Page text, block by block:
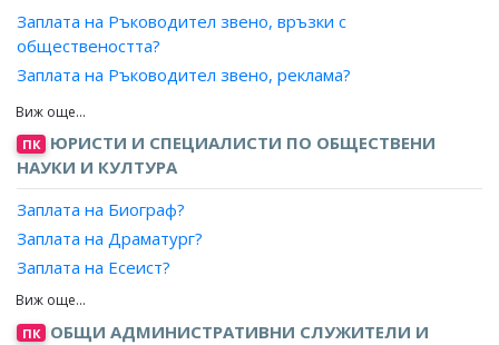
Заплата на Отговорник телефонни продажби?
Заплата на Отговорник куриери?
Заплата на Отговорник диспечери, куриерски услуги?
Заплата на Организатор, куриерска дейност?
Заплата на Организатор, реклама?
Заплата на Организатор, маркетинг?
Заплата на Организатор, работа с клиенти?
Заплата на Организатор, продажби и реклама?
Заплата на Технолог, приемане на поръчки?
Заплата на Специалист, авторски права?
Заплата на Агент, патенти?
Заплата на Ръководител звено, връзки с
обществеността?
Заплата на Ръководител звено, реклама?
Заплата на Мениджър, връзки с обществеността?
Заплата на Мениджър, реклама?
Заплата на Управител, реклама и връзки с
обществеността?
ПК
ЮРИСТИ И СПЕЦИАЛИСТИ ПО ОБЩЕСТВЕНИ
НАУКИ И КУЛТУРА
Заплата на Биограф?
Заплата на Драматург?
Заплата на Есеист?
Заплата на Литературен сътрудник?
Заплата на Рецензент?
ПК ОБЩИ АДМИНИСТРАТИВНИ СЛУЖИТЕЛИ И